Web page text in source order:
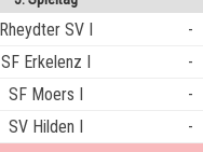
Rheydter SV I -
SF Erkelenz I
-
SF Moers I
-
SV Hilden I
-